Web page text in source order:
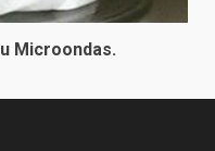
Microondas.